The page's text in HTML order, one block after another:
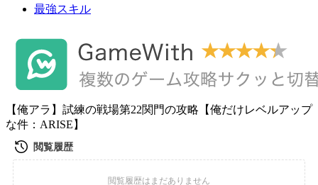
最強スキル
【俺アラ】試練の戦場第22関門の攻略【俺だけレベルアップ
な件：ARISE】